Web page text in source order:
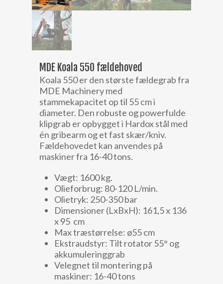
MDE Koala 550 fældehoved
Koala 550 er den største fældegrab fra
MDE Machinery med
stammekapacitet op til 55 cm i
diameter. Den robuste og powerfulde
klipgrab er opbygget i Hardox stål med
én gribearm og et fast skær/kniv.
Fældehovedet kan anvendes på
maskiner fra 16-40 tons.
Vægt: 1600 kg.
Olieforbrug: 80-120 L/min.
Olietryk: 250-350 bar
Dimensioner (LxBxH): 161,5 x 136
x 95 cm
Max træstørrelse: ø55 cm
Ekstraudstyr: Tilt rotator 55° og
akkumuleringgrab
Velegnet til montering på
maskiner: 16-40 tons